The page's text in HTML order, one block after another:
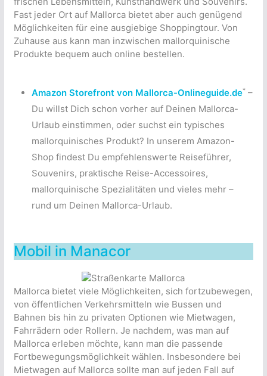
Fast jeder Ort auf Mallorca bietet aber auch genügend
Möglichkeiten für eine ausgiebige Shoppingtour. Von
Zuhause aus kann man inzwischen mallorquinische
Produkte bequem auch online bestellen.
Amazon Storefront von Mallorca-Onlineguide.de*–
Du willst Dich schon vorher auf Deinen Mallorca-
Urlaub einstimmen, oder suchst ein typisches
mallorquinisches Produkt? In unserem Amazon-
Shop findest Du empfehlenswerte Reiseführer,
Souvenirs, praktische Reise-Accessoires,
mallorquinische Spezialitäten und vieles mehr –
rund um Deinen Mallorca-Urlaub.
Mobil in Manacor
Mallorca bietet viele Möglichkeiten, sich fortzubewegen,
von öffentlichen Verkehrsmitteln wie Bussen und
Bahnen bis hin zu privaten Optionen wie Mietwagen,
Fahrrädern oder Rollern. Je nachdem, was man auf
Mallorca erleben möchte, kann man die passende
Fortbewegungsmöglichkeit wählen. Insbesondere bei
Mietwagen auf Mallorca sollte man auf jeden Fall auf